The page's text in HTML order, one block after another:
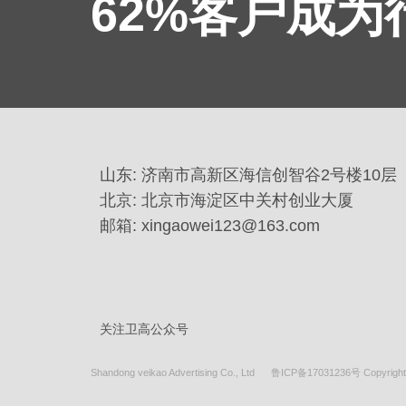
62%客户成为
山东: 济南市高新区海信创智谷2号楼10层
北京: 北京市海淀区中关村创业大厦
邮箱: xingaowei123@163.com
关注卫高公众号
Shandong veikao Advertising Co., Ltd 鲁ICP备17031236号